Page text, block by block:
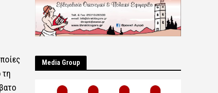
τη
Μedia Group